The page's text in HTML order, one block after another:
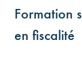
Formation
en fiscalité